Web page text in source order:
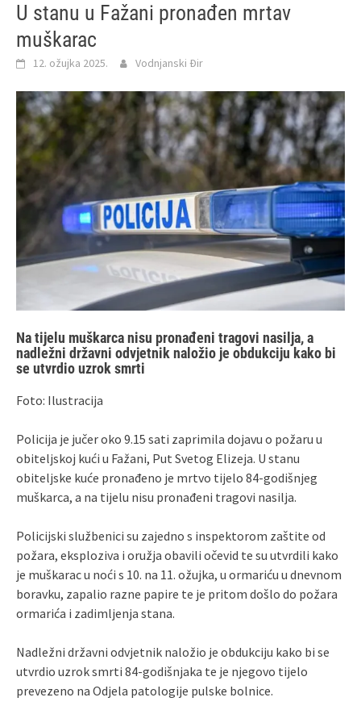
U stanu u Fažani pronađen mrtav
muškarac
12. ožujka 2025. Vodnjanski Đir
Na tijelu muškarca nisu pronađeni tragovi nasilja, a
nadležni državni odvjetnik naložio je obdukciju kako bi
se utvrdio uzrok smrti
Foto: Ilustracija
Policija je jučer oko 9.15 sati zaprimila dojavu o požaru u
obiteljskoj kući u Fažani, Put Svetog Elizeja. U stanu
obiteljske kuće pronađeno je mrtvo tijelo 84-godišnjeg
muškarca, a na tijelu nisu pronađeni tragovi nasilja.
Policijski službenici su zajedno s inspektorom zaštite od
požara, eksploziva i oružja obavili očevid te su utvrdili kako
je muškarac u noći s 10. na 11. ožujka, u ormariću u dnevnom
boravku, zapalio razne papire te je pritom došlo do požara
ormarića i zadimljenja stana.
Nadležni državni odvjetnik naložio je obdukciju kako bi se
utvrdio uzrok smrti 84-godišnjaka te je njegovo tijelo
prevezeno na Odjela patologije pulske bolnice.